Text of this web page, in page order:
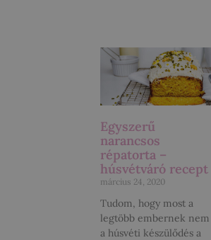
Egyszerű
narancsos
répatorta –
húsvétváró recept
március 24, 2020
Tudom, hogy most a
legtöbb embernek nem
a húsvéti készülődés a